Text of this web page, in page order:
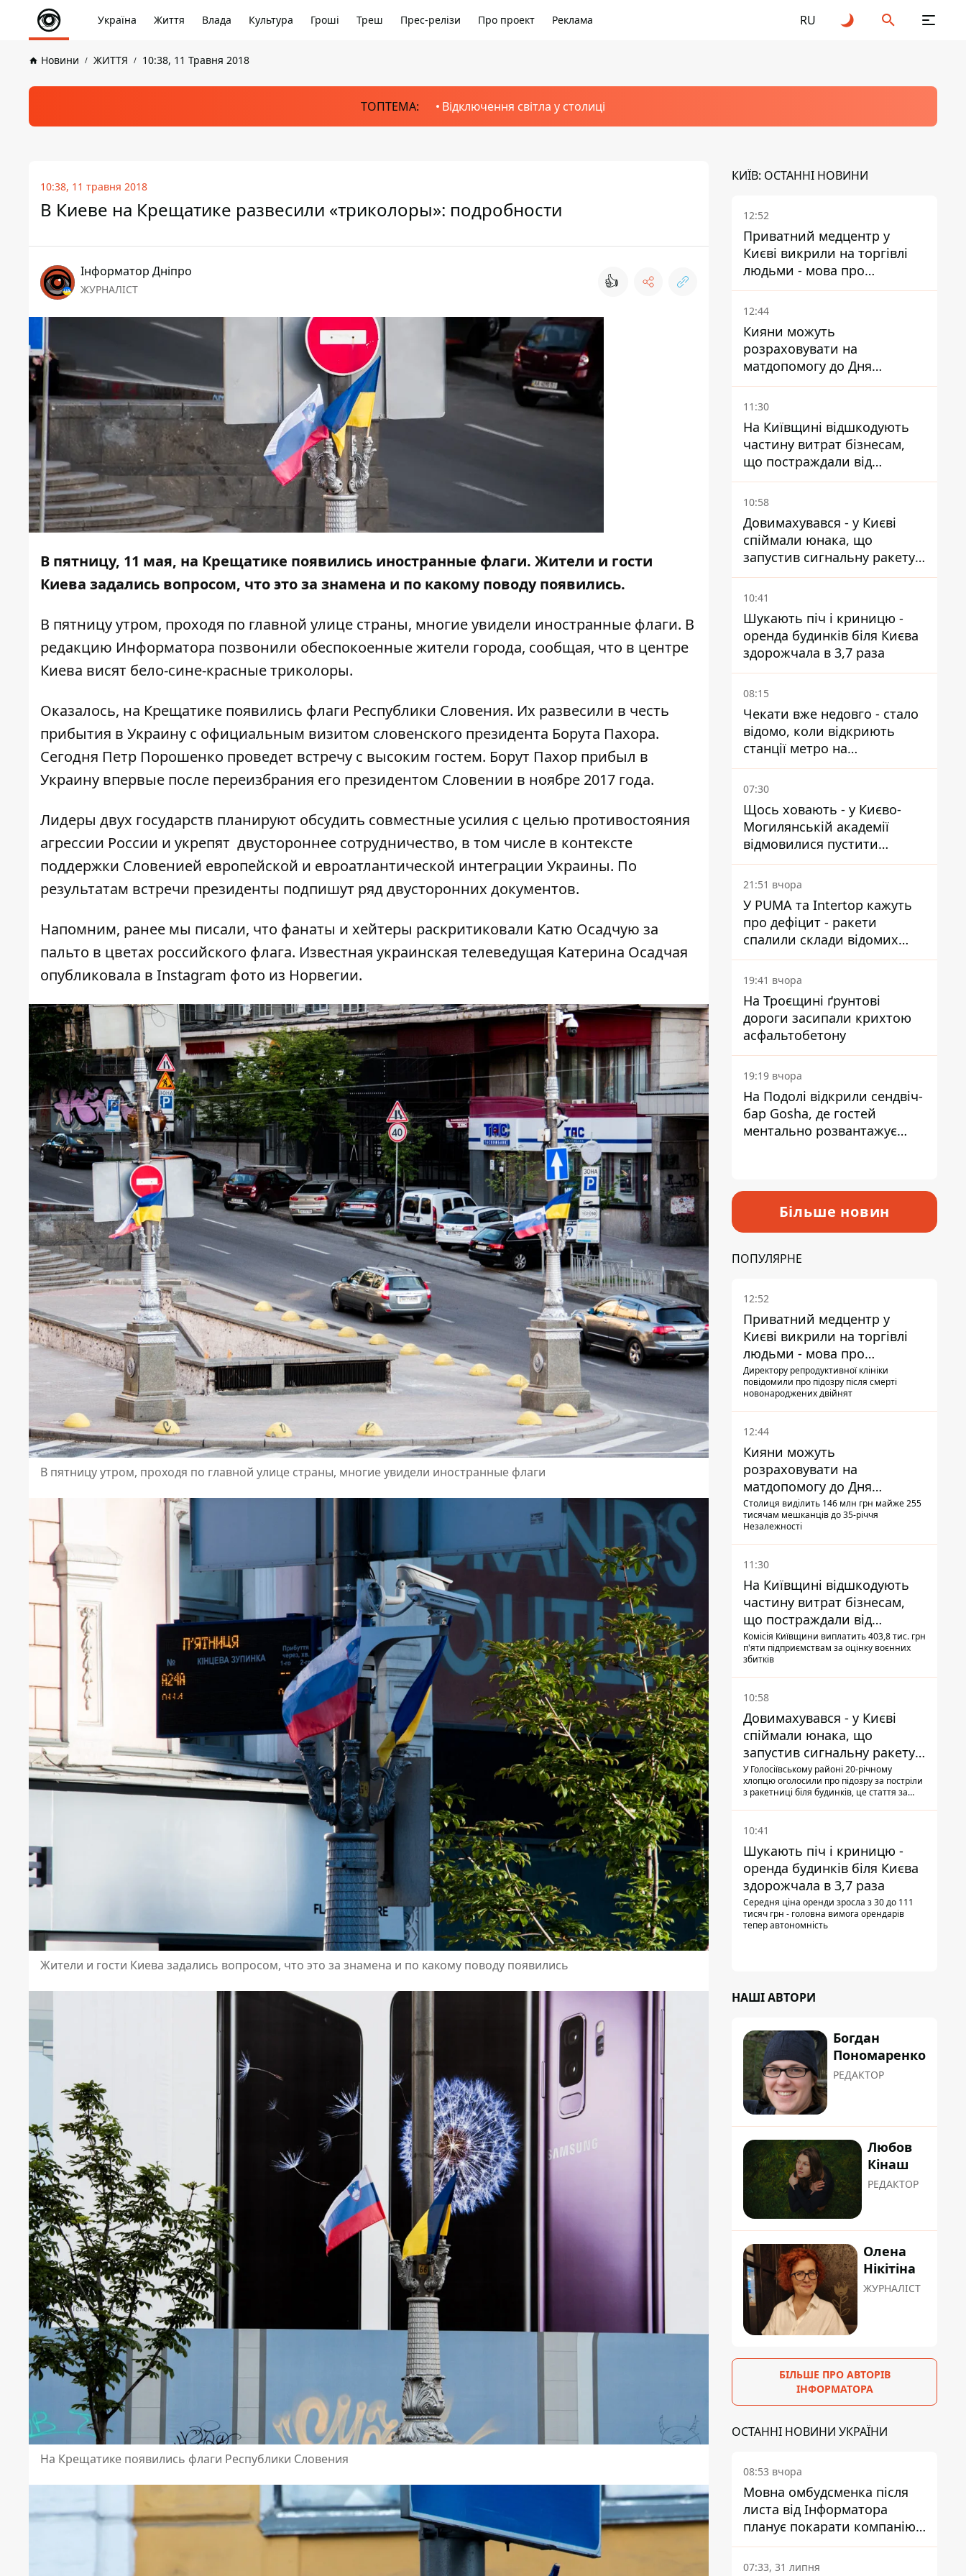
Україна Життя Влада Культура Гроші Треш Прес-релізи Про проект Реклама RU
Новини ЖИТТЯ 10:38, 11 Травня 2018
ТОПТЕМА: Відключення світла у столиці
10:38, 11 травня 2018
В Киеве на Крещатике развесили «триколоры»: подробности
Інформатор Дніпро
ЖУРНАЛІСТ 👍
В пятницу, 11 мая, на Крещатике появились иностранные флаги. Жители и гости
Киева задались вопросом, что это за знамена и по какому поводу появились.
В пятницу утром, проходя по главной улице страны, многие увидели иностранные флаги. В
редакцию Информатора позвонили обеспокоенные жители города, сообщая, что в центре
Киева висят бело-сине-красные триколоры.
Оказалось, на Крещатике появились флаги Республики Словения. Их развесили в честь
прибытия в Украину с официальным визитом словенского президента Борута Пахора.
Сегодня Петр Порошенко проведет встречу с высоким гостем. Борут Пахор прибыл в
Украину впервые после переизбрания его президентом Словении в ноябре 2017 года.
Лидеры двух государств планируют обсудить совместные усилия с целью противостояния
агрессии России и укрепят двустороннее сотрудничество, в том числе в контексте
поддержки Словенией европейской и евроатлантической интеграции Украины. По
результатам встречи президенты подпишут ряд двусторонних документов.
Напомним, ранее мы писали, что фанаты и хейтеры раскритиковали Катю Осадчую за
пальто в цветах российского флага. Известная украинская телеведущая Катерина Осадчая
опубликовала в Instagram фото из Норвегии.
В пятницу утром, проходя по главной улице страны, многие увидели иностранные флаги
Жители и гости Киева задались вопросом, что это за знамена и по какому поводу появились
На Крещатике появились флаги Республики Словения
КИЇВ: ОСТАННІ НОВИНИ
12:52
Приватний медцентр у
Києві викрили на торгівлі
людьми - мова про
сурогатне материнство
12:44
Кияни можуть
розраховувати на
матдопомогу до Дня
незалежності - кому її
дадуть
11:30
На Київщині відшкодують
частину витрат бізнесам,
що постраждали від
прильотів ракет
10:58
Довимахувався - у Києві
спіймали юнака, що
запустив сигнальну ракету,
аби потішити дівчат
10:41
Шукають піч і криницю -
оренда будинків біля Києва
здорожчала в 3,7 раза
08:15
Чекати вже недовго - стало
відомо, коли відкриють
станції метро на
Виноградарі
07:30
Щось ховають - у Києво-
Могилянській академії
відмовилися пустити
комісію з охорони пам'яток
на територію
21:51 вчора
У PUMA та Intertop кажуть
про дефіцит - ракети
спалили склади відомих
брендів
19:41 вчора
На Троєщині ґрунтові
дороги засипали крихтою
асфальтобетону
19:19 вчора
На Подолі відкрили сендвіч-
бар Gosha, де гостей
ментально розвантажує
Більше новин
ПОПУЛЯРНЕ
12:52
Приватний медцентр у
Києві викрили на торгівлі
людьми - мова про
сурогатне материнство
Директору репродуктивної клініки
повідомили про підозру після смерті
новонароджених двійнят
12:44
Кияни можуть
розраховувати на
матдопомогу до Дня
незалежності - кому її
дадуть
Столиця виділить 146 млн грн майже 255
тисячам мешканців до 35-річчя
Незалежності
11:30
На Київщині відшкодують
частину витрат бізнесам,
що постраждали від
прильотів ракет
Комісія Київщини виплатить 403,8 тис. грн
п'яти підприємствам за оцінку воєнних
збитків
10:58
Довимахувався - у Києві
спіймали юнака, що
запустив сигнальну ракету,
аби потішити дівчат
У Голосіївському районі 20-річному
хлопцю оголосили про підозру за постріли
з ракетниці біля будинків, це стаття за
10:41
Шукають піч і криницю -
оренда будинків біля Києва
здорожчала в 3,7 раза
Середня ціна оренди зросла з 30 до 111
тисяч грн - головна вимога орендарів
тепер автономність
НАШІ АВТОРИ
Богдан
Пономаренко
РЕДАКТОР
Любов
Кінаш
РЕДАКТОР
Олена
Нікітіна
ЖУРНАЛІСТ
БІЛЬШЕ ПРО АВТОРІВ
ІНФОРМАТОРА
ОСТАННІ НОВИНИ УКРАЇНИ
08:53 вчора
Мовна омбудсменка після
листа від Інформатора
планує покарати компанію-
підрядника ПриватБанку
07:33, 31 липня